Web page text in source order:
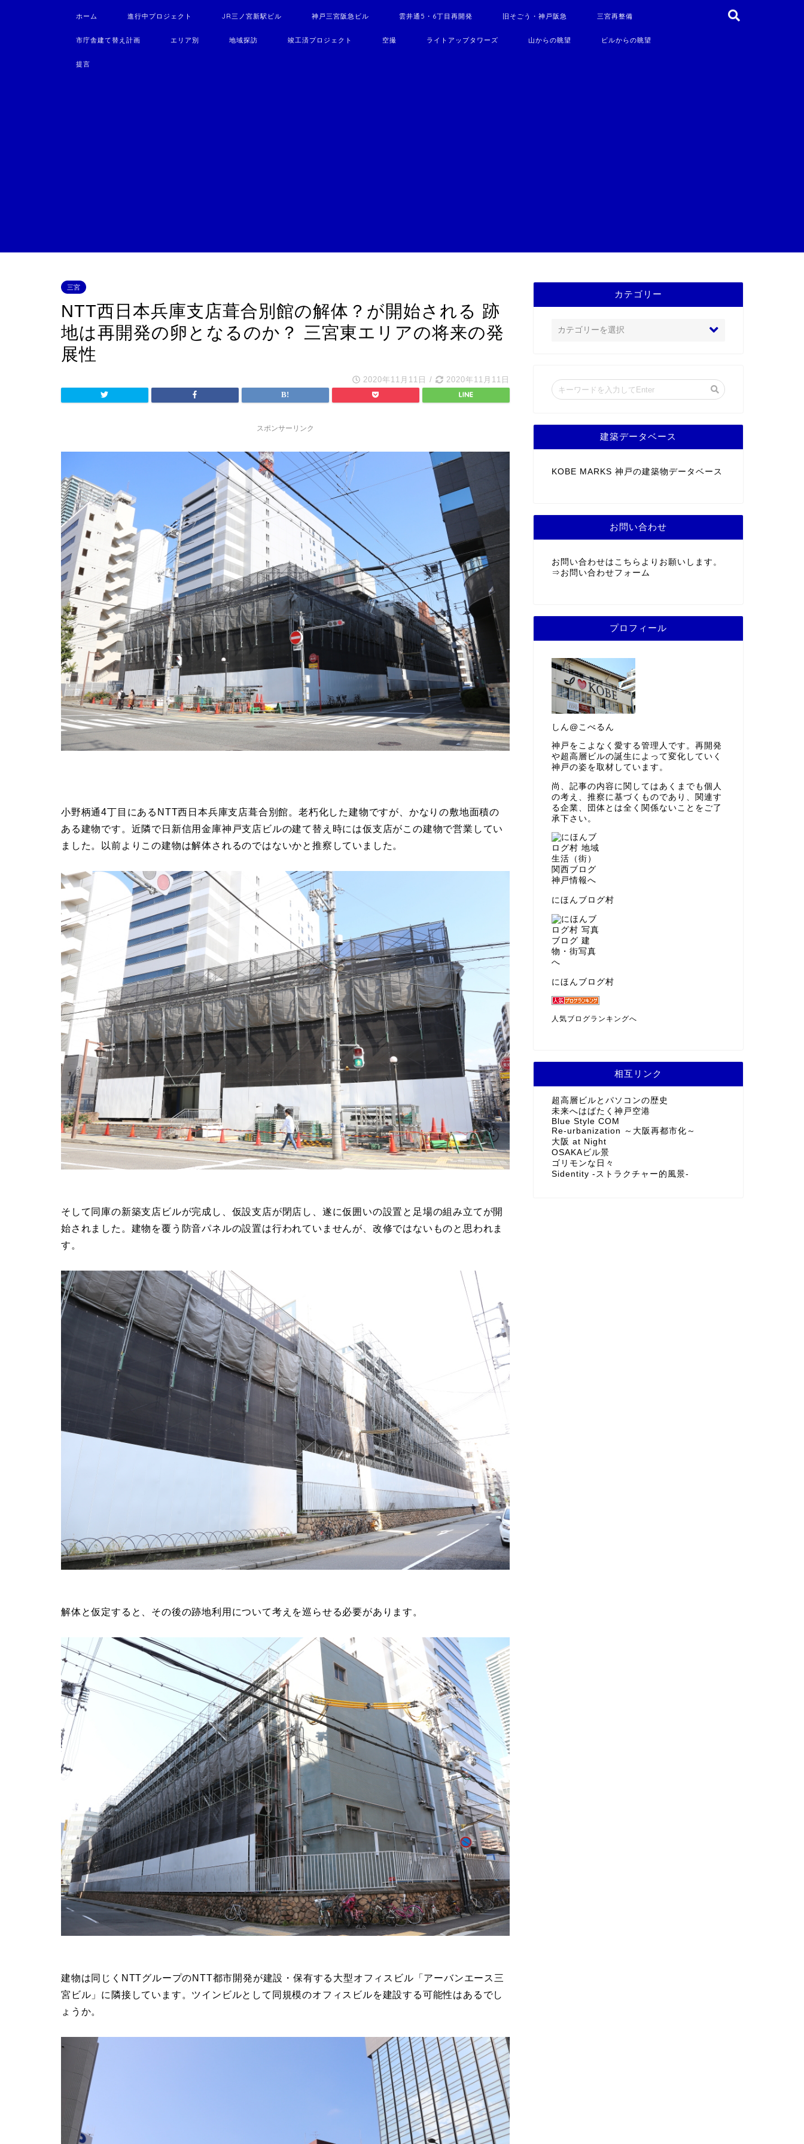
ホーム 進行中プロジェクト JR三ノ宮新駅ビル 神戸三宮阪急ビル 雲井通5・6丁目再開発 旧そごう・神戸阪急 三宮再整備
市庁舎建て替え計画 エリア別 地域探訪 竣工済プロジェクト 空撮 ライトアップタワーズ 山からの眺望 ビルからの眺望
提言
三宮
NTT西日本兵庫支店葺合別館の解体？が開始される 跡
地は再開発の卵となるのか？ 三宮東エリアの将来の発
展性
2020年11月11日 / 2020年11月11日
スポンサーリンク
小野柄通4丁目にあるNTT西日本兵庫支店葺合別館。老朽化した建物ですが、かなりの敷地面積の
ある建物です。近隣で日新信用金庫神戸支店ビルの建て替え時には仮支店がこの建物で営業してい
ました。以前よりこの建物は解体されるのではないかと推察していました。
そして同庫の新築支店ビルが完成し、仮設支店が閉店し、遂に仮囲いの設置と足場の組み立てが開
始されました。建物を覆う防音パネルの設置は行われていませんが、改修ではないものと思われま
す。
解体と仮定すると、その後の跡地利用について考えを巡らせる必要があります。
建物は同じくNTTグループのNTT都市開発が建設・保有する大型オフィスビル「アーバンエース三
宮ビル」に隣接しています。ツインビルとして同規模のオフィスビルを建設する可能性はあるでし
ょうか。
カテゴリー
建築データベース
KOBE MARKS 神戸の建築物データベース
お問い合わせ
お問い合わせはこちらよりお願いします。
⇒ お問い合わせフォーム
プロフィール
しん@こべるん
神戸をこよなく愛する管理人です。再開発
や超高層ビルの誕生によって変化していく
神戸の姿を取材しています。
尚、記事の内容に関してはあくまでも個人
の考え、推察に基づくものであり、関連す
る企業、団体とは全く関係ないことをご了
承下さい。
にほんブログ村
にほんブログ村
人気ブログランキングへ
相互リンク
超高層ビルとパソコンの歴史
未来へはばたく神戸空港
Blue Style COM
Re-urbanization ～大阪再都市化～
大阪 at Night
OSAKAビル景
ゴリモンな日々
Sidentity -ストラクチャー的風景-